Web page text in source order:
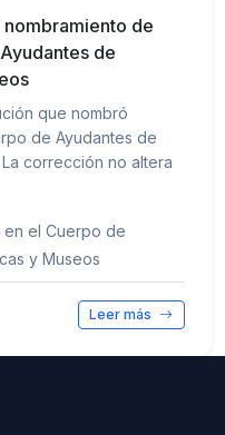
de
de
que nombró
de Ayudantes de
corrección no altera
en el Cuerpo de
y Museos
Leer más